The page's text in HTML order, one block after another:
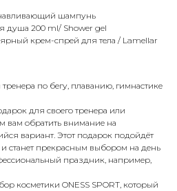
шампунь
душа 200 ml/ Shower gel
крем-спрей для тела / Lamellar
по бегу, плаванию, гимнастике
для своего тренера или
вам обратить внимание на
вариант. Этот подарок подойдёт
станет прекрасным выбором на день
праздник, например,
косметики ONESS SPORT, который